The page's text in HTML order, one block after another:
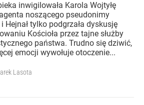
inwigilowała Karola Wojtyłę
noszącego pseudonimy
Hejnał tylko podgrzała dyskusję
Kościoła przez tajne służby
państwa. Trudno się dziwić,
emocji wywołuje otoczenie...
Lasota